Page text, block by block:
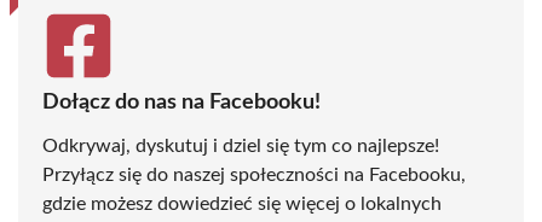
Dołącz do nas na Facebooku!
Odkrywaj, dyskutuj i dziel się tym co najlepsze!
Przyłącz się do naszej społeczności na Facebooku,
gdzie możesz dowiedzieć się więcej o lokalnych